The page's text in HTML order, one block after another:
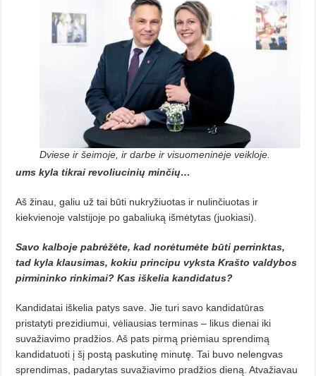
Dviese ir šeimoje, ir darbe ir visuomeninėje veikloje.
ums kyla tikrai revoliucinių minčių…
Aš žinau, galiu už tai būti nukryžiuotas ir nulinčiuotas ir
kiekvienoje valstijoje po gabaliuką išmėtytas (juokiasi).
Savo kalboje pabrėžėte, kad norėtumėte būti perrinktas,
tad kyla klausimas, kokiu principu vyksta Krašto valdybos
pirmininko rinkimai? Kas iškelia kandidatus?
Kandidatai iškelia patys save. Jie turi savo kandidatūras
pristatyti prezidiumui, vėliausias terminas – likus dienai iki
suvažiavimo pradžios. Aš pats pirmą priėmiau sprendimą
kandidatuoti į šį postą paskutinę minutę. Tai buvo nelengvas
sprendimas, padarytas suvažiavimo pradžios dieną. Atvažiavau